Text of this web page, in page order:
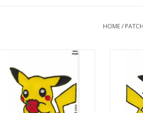
HOME/
Pikachu - Pokémon - Apple
TOEVOEGEN AAN WINKELWAGEN